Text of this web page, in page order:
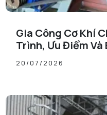
Gia Công Cơ Khí
Trình, Ưu Điểm Và
20/07/2026